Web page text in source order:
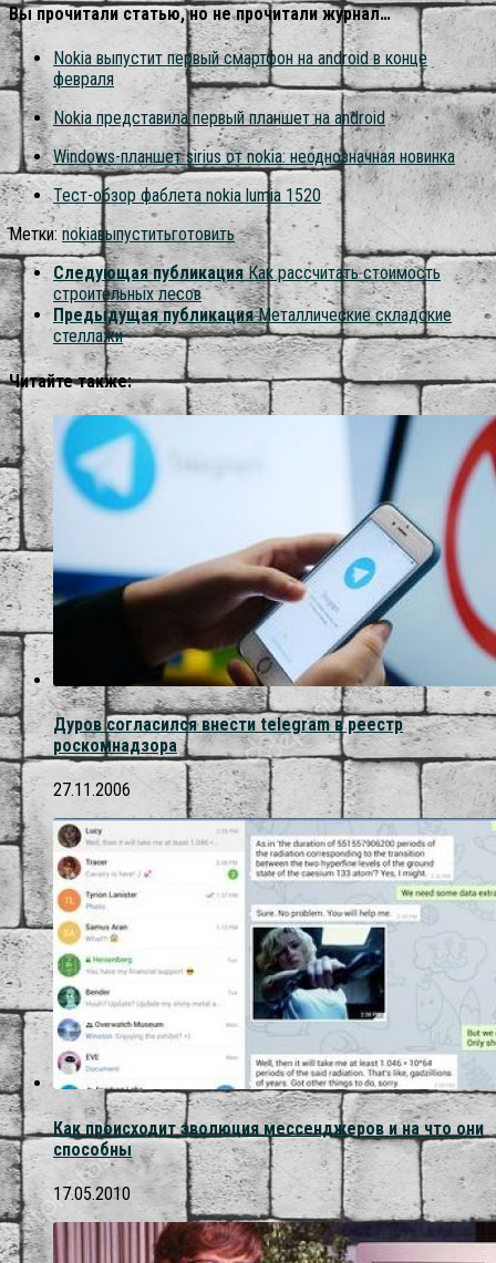
Вы прочитали статью, но не прочитали журнал…
Nokia выпустит первый смартфон на android в конце
февраля
Nokia представила первый планшет на android
Windows-планшет sirius от nokia: неоднозначная новинка
Тест-обзор фаблета nokia lumia 1520
Метки: nokiaвыпуститьготовить
Следующая публикация Как рассчитать стоимость
строительных лесов
Предыдущая публикация Металлические складские
стеллажи
Читайте также:
Дуров согласился внести telegram в реестр
роскомнадзора
27.11.2006
Как происходит эволюция мессенджеров и на что они
способны
17.05.2010